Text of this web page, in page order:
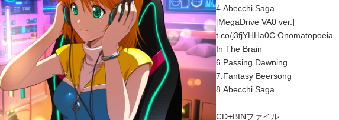
4.Abecchi Saga
[MegaDrive VA0 ver.]
t.co/j3fjYHHa0C Onomatopoeia
In The Brain
6.Passing Dawning
7.Fantasy Beersong
8.Abecchi Saga
CD+BINファイル